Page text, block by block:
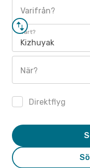
Varifrån?
Vart?
Kizhuyak
När?
Direktflyg